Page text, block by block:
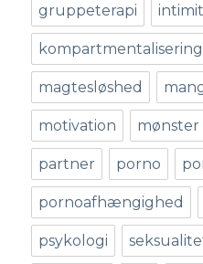
gruppeterapi
kompartmentalisering
magtesløshed
motivation mønster
partner porno
pornoafhængighed
psykologi